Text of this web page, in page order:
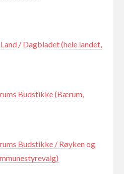
/ Dagbladet (hele landet,
Budstikke (Bærum,
Budstikke / Røyken og